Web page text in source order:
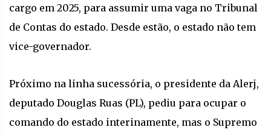
cargo em 2025, para assumir uma vaga no Tribunal
de Contas do estado. Desde estão, o estado não tem
vice-governador.
Próximo na linha sucessória, o presidente da Alerj,
deputado Douglas Ruas (PL), pediu para ocupar o
comando do estado interinamente, mas o Supremo